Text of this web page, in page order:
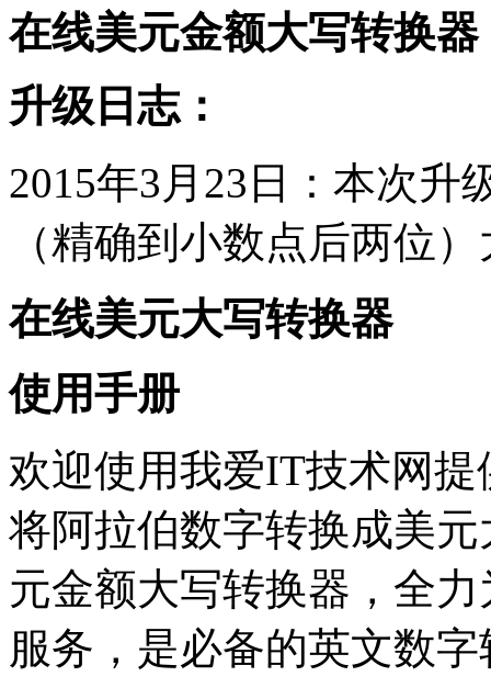
在线美元金额大写转换器
升级日志：
2015年3月23日：本次升
（精确到小数点后两位
在线美元大写转换器
使用手册
欢迎使用我爱IT技术网提
将阿拉伯数字转换成美
元金额大写转换器，全
服务，是必备的英文数